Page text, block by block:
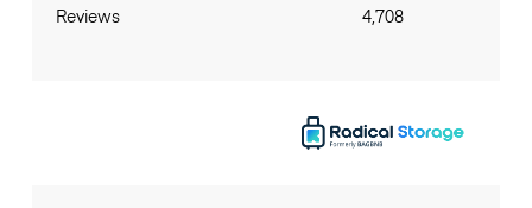
Reviews 4,708